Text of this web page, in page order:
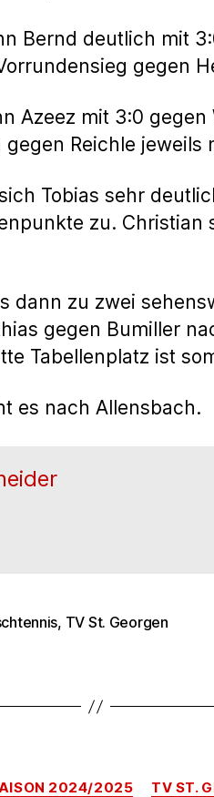
Bernd deutlich mit
gegen
Azeez mit 3:0
Reichle jeweils
Tobias sehr
zu. Christian
dann zu zwei
gegen Bumiller
Tabellenplatz ist
es nach Allensbach.
, TV St. Georgen
Kategorien
2024/2025 TV ST.